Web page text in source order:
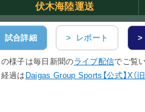
伏木海陸運送
試合詳細 > レポート >
様子は毎日新聞のライブ配信でご覧
過は Daigas Group Sports【公式】X（旧